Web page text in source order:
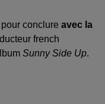
conclure avec la
french
Sunny Side Up.